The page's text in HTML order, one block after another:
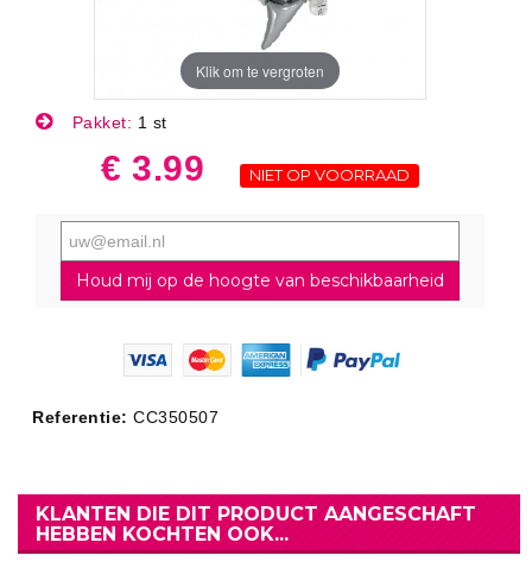
Klik om te vergroten
Pakket: 1 st
€ 3.99 NIET OP VOORRAAD
Houd mij op de hoogte van beschikbaarheid
Referentie: CC350507
KLANTEN DIE DIT PRODUCT AANGESCHAFT
HEBBEN KOCHTEN OOK...